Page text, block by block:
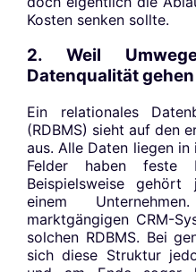
Kosten senken sollte.
2. Weil
Datenqualität gehen
Ein relationales
(RDBMS) sieht auf den
aus. Alle Daten liegen
Felder haben feste
Beispielsweise
einem
marktgängigen CRM-
solchen RDBMS. Bei
sich diese Struktur